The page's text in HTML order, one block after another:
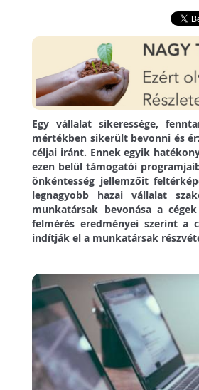
Egy vállalat sikeressége,
mértékben sikerült bevonni és
céljai iránt. Ennek egyik
ezen belül támogatói
önkéntesség jellemzőit
legnagyobb hazai vállalat
munkatársak bevonása a
felmérés eredményei szerint a
indítják el a munkatársak